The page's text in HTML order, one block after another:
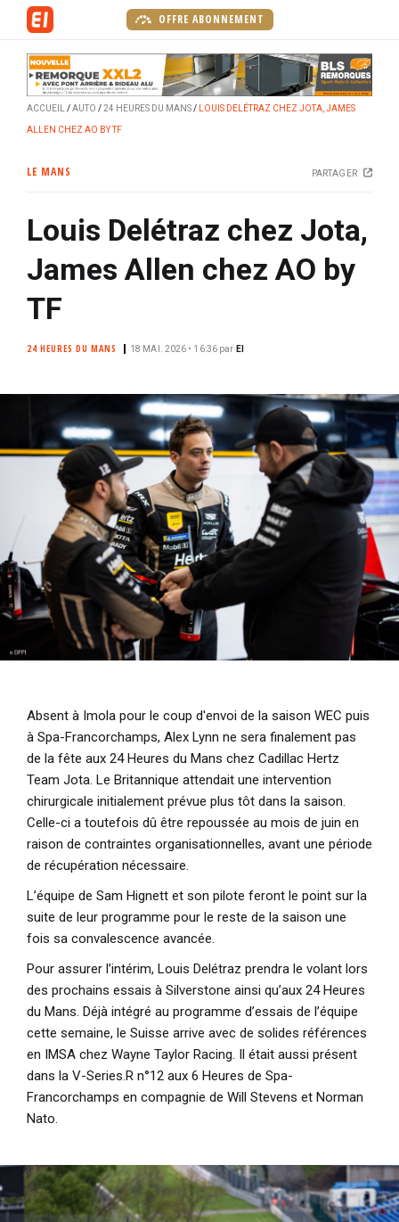
c
a
OFFRE ABONNEMENT
ACCUEIL AUTO 24 HEURES DU MANS LOUIS DELÉTRAZ CHEZ JOTA, JAMES
ALLEN CHEZ AO BY TF
LE MANS PARTAGER
Louis Delétraz chez Jota,
James Allen chez AO by
TF
24 HEURES DU MANS 18 MAI. 2026 • 16:36 par EI
Absent à Imola pour le coup d'envoi de la saison WEC puis
à Spa-Francorchamps, Alex Lynn ne sera finalement pas
de la fête aux 24 Heures du Mans chez Cadillac Hertz
Team Jota. Le Britannique attendait une intervention
chirurgicale initialement prévue plus tôt dans la saison.
Celle-ci a toutefois dû être repoussée au mois de juin en
raison de contraintes organisationnelles, avant une période
de récupération nécessaire.
L’équipe de Sam Hignett et son pilote feront le point sur la
suite de leur programme pour le reste de la saison une
fois sa convalescence avancée.
Pour assurer l’intérim, Louis Delétraz prendra le volant lors
des prochains essais à Silverstone ainsi qu’aux 24 Heures
du Mans. Déjà intégré au programme d’essais de l’équipe
cette semaine, le Suisse arrive avec de solides références
en IMSA chez Wayne Taylor Racing. Il était aussi présent
dans la V-Series.R n°12 aux 6 Heures de Spa-
Francorchamps en compagnie de Will Stevens et Norman
Nato.